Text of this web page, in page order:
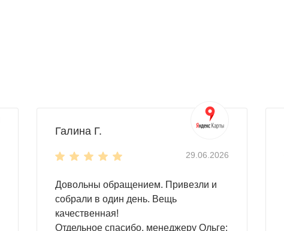
Галина Г.
29.06.2026
Довольны обращением. Привезли и
собрали в один день. Вещь
качественная!
Отдельное спасибо, менеджеру Ольге: